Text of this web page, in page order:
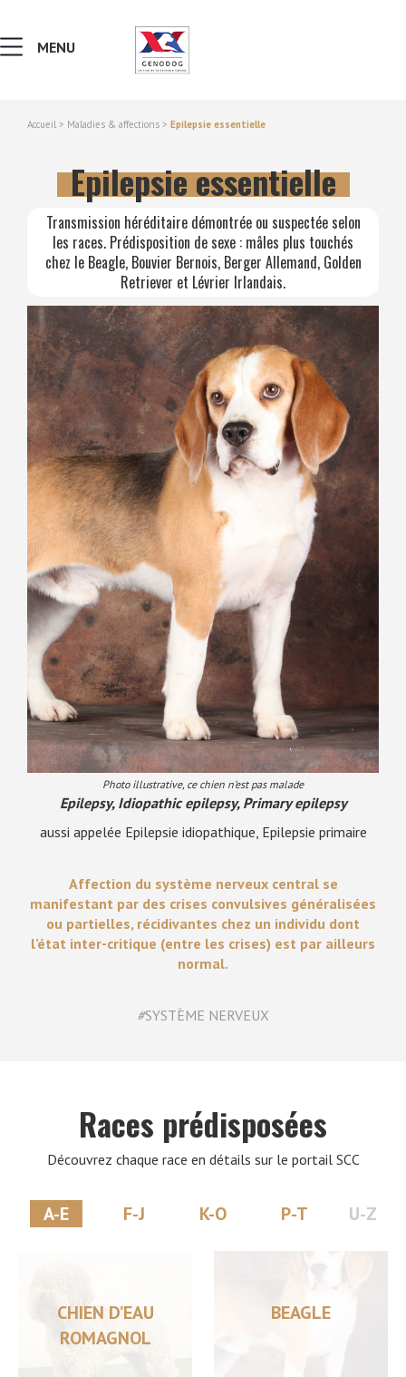
MENU
Accueil > Maladies & affections > Epilepsie essentielle
Epilepsie essentielle
Transmission héréditaire démontrée ou suspectée selon
les races. Prédisposition de sexe : mâles plus touchés
chez le Beagle, Bouvier Bernois, Berger Allemand, Golden
Retriever et Lévrier Irlandais.
Photo illustrative, ce chien n’est pas malade
Epilepsy, Idiopathic epilepsy, Primary epilepsy
aussi appelée Epilepsie idiopathique, Epilepsie primaire
Affection du système nerveux central se
manifestant par des crises convulsives généralisées
ou partielles, récidivantes chez un individu dont
l’état inter-critique (entre les crises) est par ailleurs
normal.
#SYSTÈME NERVEUX
Races prédisposées
Découvrez chaque race en détails sur le portail SCC
A-E F-J K-O P-T U-Z
CHIEN D’EAU
ROMAGNOL
BEAGLE